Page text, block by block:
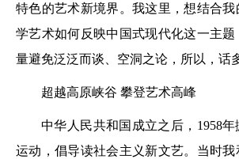
特色的艺术新境界。我这里，想结合
学艺术如何反映中国式现代化这一主
量避免泛泛而谈、空洞之论，所以，话
超越高原峡谷 攀登艺术高峰
中华人民共和国成立之后，1958
运动，倡导读社会主义新文艺。当时